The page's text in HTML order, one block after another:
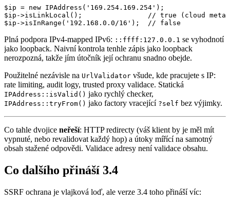
$ip = new IPAddress('169.254.169.254');
$ip->isLinkLocal();                // true (cloud
Plná podpora IPv4-mapped IPv6: ::ffff:127.0.0.1 se vyhodnotí
jako loopback. Naivní kontrola tenhle zápis jako loopback
nerozpozná, takže jím útočník její ochranu snadno obejde.
Použitelné nezávisle na UrlValidator všude, kde pracujete s IP:
rate limiting, audit logy, trusted proxy validace. Statická
IPAddress::isValid() jako rychlý checker,
IPAddress::tryFrom() jako factory vracející ?self bez výjimky.
Co tahle dvojice neřeší: HTTP redirecty (váš klient by je měl mít
vypnuté, nebo revalidovat každý hop) a útoky mířící na samotný
obsah stažené odpovědi. Validace adresy není validace obsahu.
Co dalšího přináší 3.4
SSRF ochrana je vlajková loď, ale verze 3.4 toho přináší víc: